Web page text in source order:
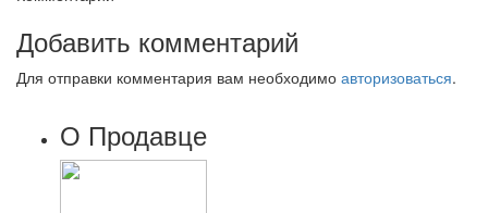
Добавить комментарий
Для отправки комментария вам необходимо авторизоваться.
О Продавце